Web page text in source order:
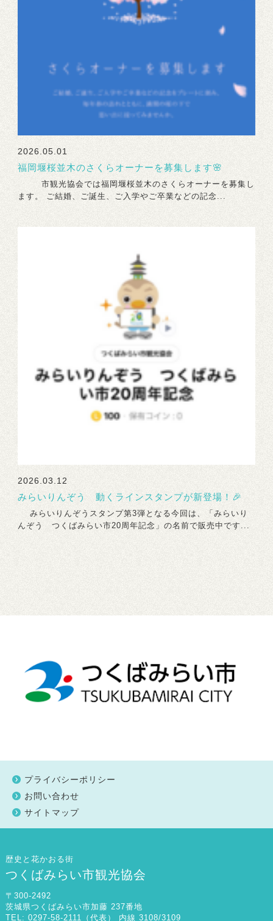
2026.05.01
福岡堰桜並木のさくらオーナーを募集します🌸
市観光協会では福岡堰桜並木のさくらオーナーを募集し
ます。 ご結婚、ご誕生、ご入学やご卒業などの記念...
2026.03.12
みらいりんぞう 動くラインスタンプが新登場！🎉
みらいりんぞうスタンプ第3弾となる今回は、「みらいり
んぞう つくばみらい市20周年記念」の名前で販売中です...
プライバシーポリシー
お問い合わせ
サイトマップ
歴史と花かおる街
つくばみらい市観光協会
〒300-2492
茨城県つくばみらい市加藤 237番地
TEL: 0297-58-2111（代表） 内線 3108/3109